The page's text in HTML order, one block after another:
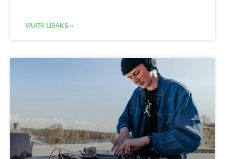
VAATA LISAKS »